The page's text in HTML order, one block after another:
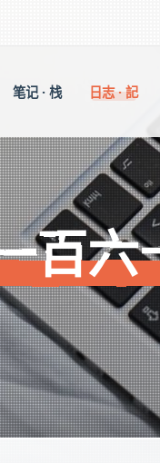
笔记 · 栈 日志 · 記
百六